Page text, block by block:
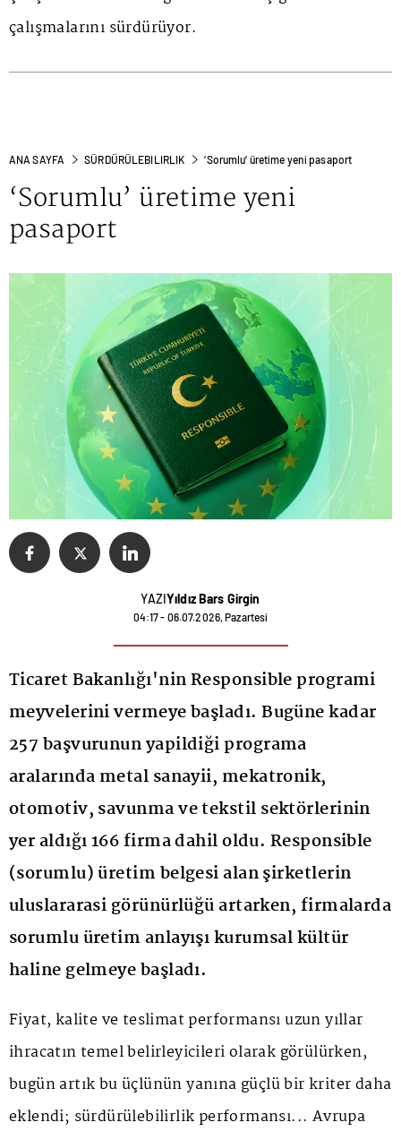
çalışmalarını sürdürüyor.
ANA SAYFA SÜRDÜRÜLEBILIRLIK ‘Sorumlu’ üretime yeni pasaport
‘Sorumlu’ üretime yeni
pasaport
YAZIYıldız Bars Girgin
04:17 - 06.07.2026, Pazartesi
Ticaret Bakanlığı'nin Responsible programi
meyvelerini vermeye başladı. Bugüne kadar
257 başvurunun yapildiği programa
aralarında metal sanayii, mekatronik,
otomotiv, savunma ve tekstil sektörlerinin
yer aldığı 166 firma dahil oldu. Responsible
(sorumlu) üretim belgesi alan şirketlerin
uluslararasi görünürlüğü artarken, firmalarda
sorumlu üretim anlayışı kurumsal kültür
haline gelmeye başladı.
Fiyat, kalite ve teslimat performansı uzun yıllar
ihracatın temel belirleyicileri olarak görülürken,
bugün artık bu üçlünün yanına güçlü bir kriter daha
eklendi; sürdürülebilirlik performansı... Avrupa